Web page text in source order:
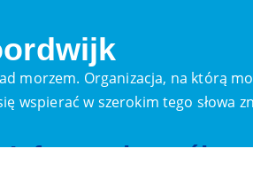
morzem. Organizacja, na którą
wspierać w szerokim tego słowa
Informacje ogólne